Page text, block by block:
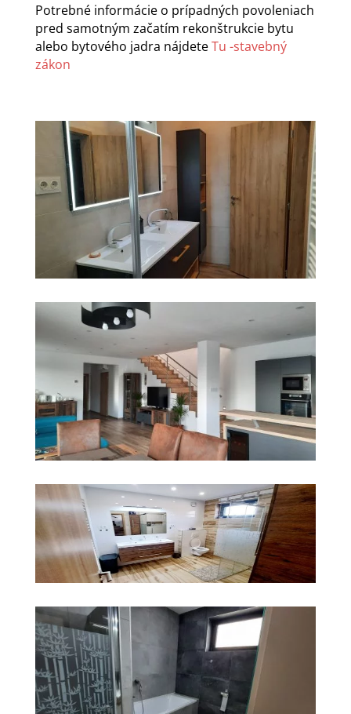
Potrebné informácie o prípadných povoleniach
pred samotným začatím rekonštrukcie bytu
alebo bytového jadra nájdeteTu -stavebný
zákon